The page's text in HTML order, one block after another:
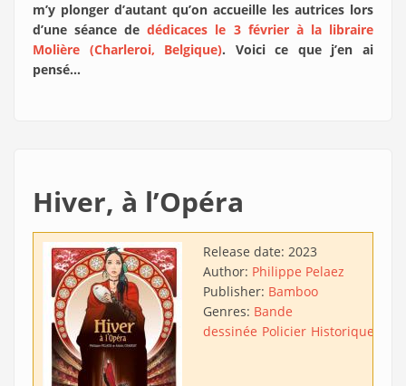
m’y plonger d’autant qu’on accueille les autrices lors
d’une séance dedédicaces le 3 février à la libraire
Molière (Charleroi, Belgique). Voici ce que j’en ai
pensé…
Hiver, à l’Opéra
Release date: 2023
Author: Philippe Pelaez
Publisher: Bamboo
Genres: Bande
dessinée Policier Historique